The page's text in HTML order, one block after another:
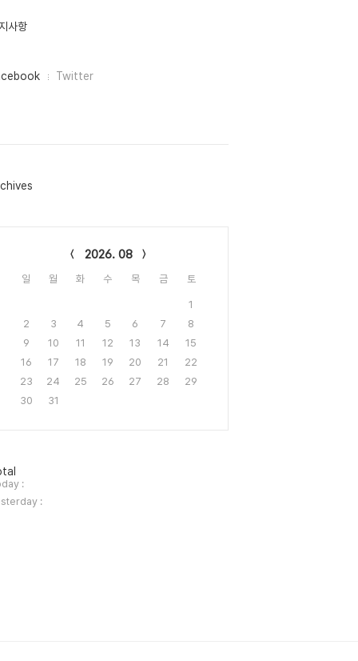
사항
Twitter
2026. 08
일 월 화 수 목 금 토
1
2
3 4 5 6 7
8
9
10 11 12 13 14
15
16
17 18 19 20 21
22
23
24 25 26 27 28
29
30
31
:
: